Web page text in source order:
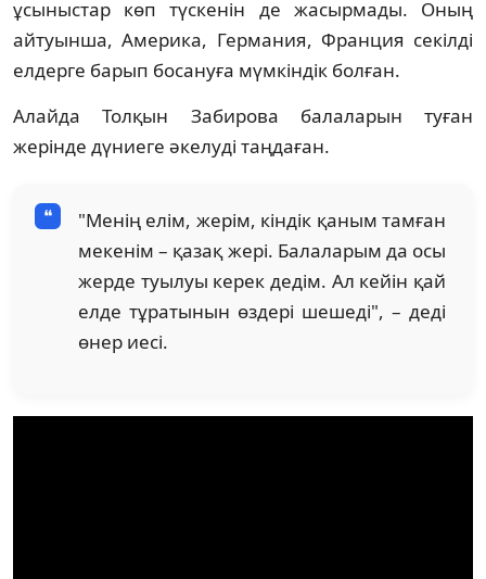
ұсыныстар көп түскенін де жасырмады. Оның
айтуынша, Америка, Германия, Франция секілді
елдерге барып босануға мүмкіндік болған.
Алайда Толқын Забирова балаларын туған
жерінде дүниеге әкелуді таңдаған.
"Менің елім, жерім, кіндік қаным тамған
мекенім – қазақ жері. Балаларым да осы
жерде туылуы керек дедім. Ал кейін қай
елде тұратынын өздері шешеді", – деді
өнер иесі.